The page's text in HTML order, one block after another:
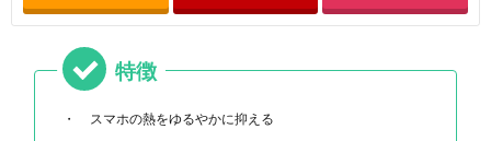
特徴
スマホの熱をゆるやかに抑える